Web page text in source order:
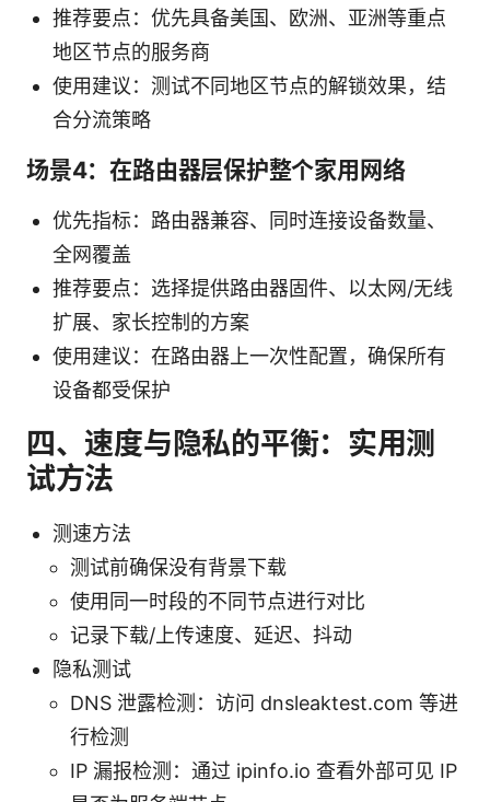
推荐要点：优先具备美国、欧洲、亚洲等重点
地区节点的服务商
使用建议：测试不同地区节点的解锁效果，结
合分流策略
场景4：在路由器层保护整个家用网络
优先指标：路由器兼容、同时连接设备数量、
全网覆盖
推荐要点：选择提供路由器固件、以太网/无线
扩展、家长控制的方案
使用建议：在路由器上一次性配置，确保所有
设备都受保护
四、速度与隐私的平衡：实用测
试方法
测速方法
测试前确保没有背景下载
使用同一时段的不同节点进行对比
记录下载/上传速度、延迟、抖动
隐私测试
DNS 泄露检测：访问 dnsleaktest.com 等进
行检测
IP 漏报检测：通过 ipinfo.io 查看外部可见 IP